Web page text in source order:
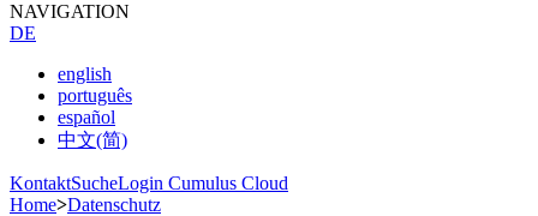
NAVIGATION
DE
english
português
español
中文(简)
KontaktSucheLogin Cumulus Cloud
Home>Datenschutz